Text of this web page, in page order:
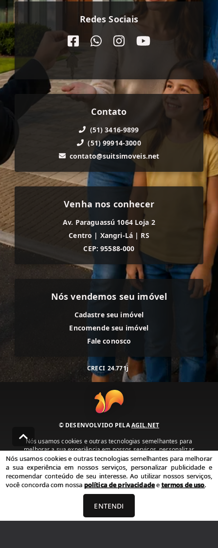
Redes Sociais
Contato
(51) 3416-9899
(51) 99914-3000
contato@suitsimoveis.net
Venha nos conhecer
Av. Paraguassú 1064 Loja 2
Centro | Xangri-Lá | RS
CEP: 95588-000
Nós vendemos seu imóvel
Cadastre seu imóvel
Encomende seu imóvel
Fale conosco
CRECI 24.771j
© DESENVOLVIDO PELAAGIL.NET
Nós usamos cookies e outras tecnologias semelhantes para
melhorar a sua experiência em nossos serviços, personalizar
publicidade e recomendar conteúdo de seu interesse. Ao utilizar
nossos serviços, você concorda com nossa política de privacidade e
termos de uso.
Política de Privacidade Termos de uso
Nós usamos cookies e outras tecnologias semelhantes para melhorar
a sua experiência em nossos serviços, personalizar publicidade e
recomendar conteúdo de seu interesse. Ao utilizar nossos serviços,
você concorda com nossa política de privacidadeetermos de uso.
ENTENDI